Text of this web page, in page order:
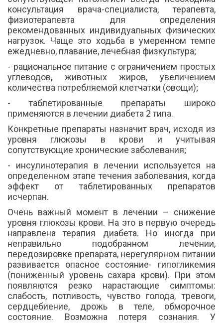
консультация врача-специалиста, терапевта,
физиотерапевта для определения
рекомендованных индивидуальных физических
нагрузок. Чаще это ходьба в умеренном темпе
ежедневно, плавание, лечебная физкультура;
- рациональное питание с ограничением простых
углеводов, животных жиров, увеличением
количества потребляемой клетчатки (овощи);
- таблетированные препараты широко
применяются в лечении диабета 2 типа.
Конкретные препараты назначит врач, исходя из
уровня глюкозы в крови и учитывая
сопутствующие хронические заболевания;
- инсулинотерапия в лечении используется на
определенном этапе течения заболевания, когда
эффект от таблетированных препаратов
исчерпан.
Очень важный момент в лечении – снижение
уровня глюкозы крови. На это в первую очередь
направлена терапия диабета. Но иногда при
неправильно подобранном лечении,
передозировке препарата, нерегулярном питании
развивается опасное состояние- гипогликемия
(пониженный уровень сахара крови). При этом
появляются резко нарастающие симптомы:
слабость, потливость, чувство голода, тревоги,
сердцебиение, дрожь в теле, обморочное
состояние. Возможна потеря сознания. У